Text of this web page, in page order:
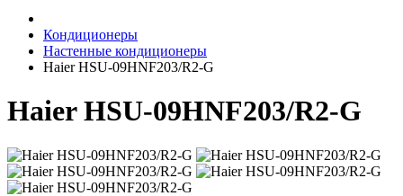
Кондиционеры
Настенные кондиционеры
Haier HSU-09HNF203/R2-G
Haier HSU-09HNF203/R2-G